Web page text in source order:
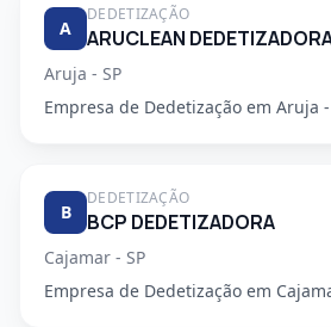
A
DEDETIZAÇÃO
Aruja - SP
Empresa de Dedetização em Aruja -
B
DEDETIZAÇÃO
BCP DEDETIZADORA
Cajamar - SP
Empresa de Dedetização em